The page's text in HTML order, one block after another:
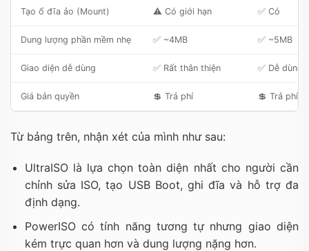
Tạo ổ đĩa ảo (Mount) ⚠️ Có giới hạn ✅ Có
Dung lượng phần mềm nhẹ ✅ ~4MB ✅ ~5MB
Giao diện dễ dùng ✅ Rất thân thiện ✅ Dễ dùng
Giá bản quyền 💲 Trả phí 💲 Trả phí
Từ bảng trên, nhận xét của mình như sau:
UltraISO là lựa chọn toàn diện nhất cho người cần
chỉnh sửa ISO, tạo USB Boot, ghi đĩa và hỗ trợ đa
định dạng.
PowerISO có tính năng tương tự nhưng giao diện
kém trực quan hơn và dung lượng nặng hơn.